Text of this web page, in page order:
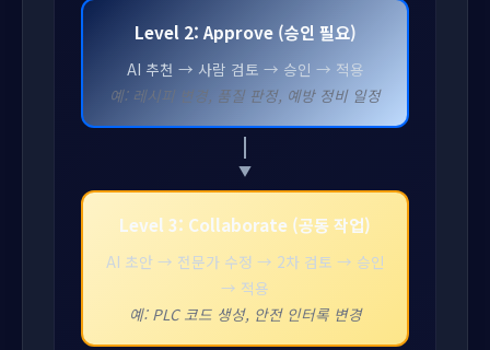
Level 2: Approve (승인 필요)
AI 추천 → 사람 검토 → 승인 → 적용
예: 레시피 변경, 품질 판정, 예방 정비 일정
Level 3: Collaborate (공동 작업)
AI 초안 → 전문가 수정 → 2차 검토 → 승인
→ 적용
예: PLC 코드 생성, 안전 인터록 변경